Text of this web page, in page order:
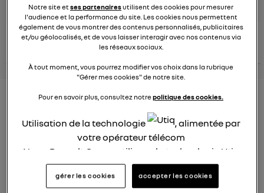
conseils Renault
consultez les
conseils
similaires
voir tous les
Consommation carburant
voiture hybride
Ghislaine53
26 janvier 2022
Bonjour
Notre site etses partenairesutilisent des cookies pour mesurer
l'audience et la performance du site. Les cookies nous permettent
également de vous montrer des contenus personnalisés, publicitaires
et/ou géolocalisés, et de vous laisser interagir avec nos contenus via
les réseaux sociaux.
À tout moment, vous pourrez modifier vos choix dans la rubrique
"Gérer mes cookies" de notre site.
Pour en savoir plus, consultez notrepolitique des cookies.
Utilisation de la technologie
, alimentée par
votre opérateur télécom
Nous, Renault Group, utilisons la technologie Utiq
pour nos activités digitales (telles que décrites
dans cette notice de consentement) et liées à
gérer les cookies accepter les cookies